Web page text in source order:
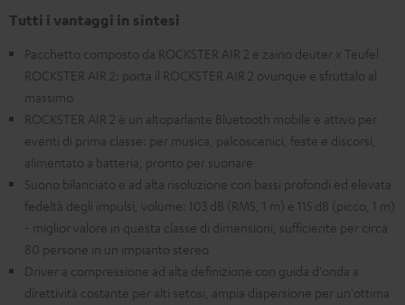
Tutti i vantaggi in sintesi
Pacchetto composto da ROCKSTER AIR 2 e zaino deuter x Teufel
ROCKSTER AIR 2: porta il ROCKSTER AIR 2 ovunque e sfruttalo al
massimo
ROCKSTER AIR 2 è un altoparlante Bluetooth mobile e attivo per
eventi di prima classe: per musica, palcoscenici, feste e discorsi,
alimentato a batteria, pronto per suonare
Suono bilanciato e ad alta risoluzione con bassi profondi ed elevata
fedeltà degli impulsi, volume: 103 dB (RMS, 1 m) e 115 dB (picco, 1 m)
- miglior valore in questa classe di dimensioni, sufficiente per circa
80 persone in un impianto stereo
Driver a compressione ad alta definizione con guida d'onda a
direttività costante per alti setosi, ampia dispersione per un'ottima